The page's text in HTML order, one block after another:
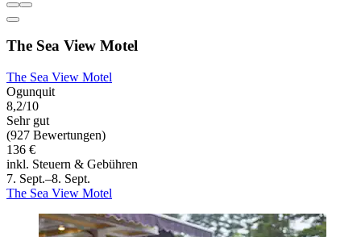
The Sea View Motel
The Sea View Motel
Ogunquit
8,2/10
Sehr gut
(927 Bewertungen)
136 €
inkl. Steuern & Gebühren
7. Sept.–8. Sept.
The Sea View Motel